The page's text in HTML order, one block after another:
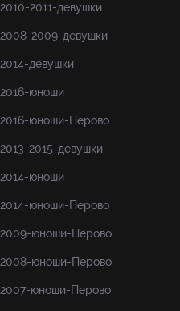
2010-2011-девушки
2008-2009-девушки
2014-девушки
2016-юноши
2016-юноши-Перово
2013-2015-девушки
2014-юноши
2014-юноши-Перово
2009-юноши-Перово
2008-юноши-Перово
2007-юноши-Перово